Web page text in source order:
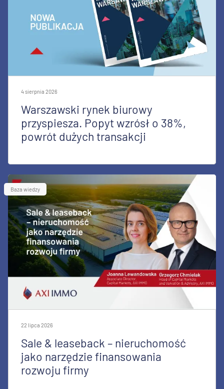
4 sierpnia 2026
Warszawski rynek biurowy
przyspiesza. Popyt wzrósł o 38%,
powrót dużych transakcji
Baza wiedzy
22 lipca 2026
Sale & leaseback – nieruchomość
jako narzędzie finansowania
rozwoju firmy